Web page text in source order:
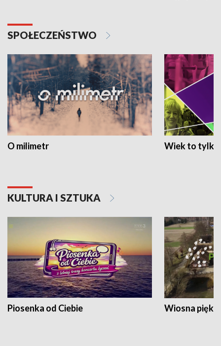
SPOŁECZEŃSTWO
O milimetr Wiek to tylko
KULTURA I SZTUKA
Piosenka od Ciebie Wiosna